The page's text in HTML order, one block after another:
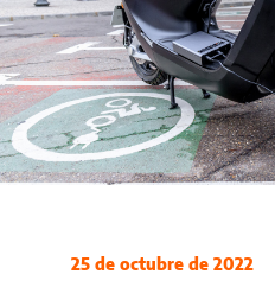
25 de octubre de 2022